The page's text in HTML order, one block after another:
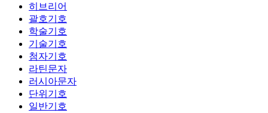
히브리어
괄호기호
학술기호
기술기호
첨자기호
라틴문자
러시아문자
단위기호
일반기호